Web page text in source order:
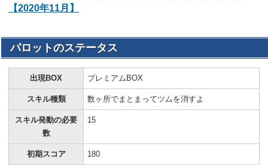
【2020年11月】
パロットのステータス
出現BOX プレミアムBOX
スキル種類 数ヶ所でまとまってツムを消すよ
スキル発動の必要
数
15
初期スコア 180